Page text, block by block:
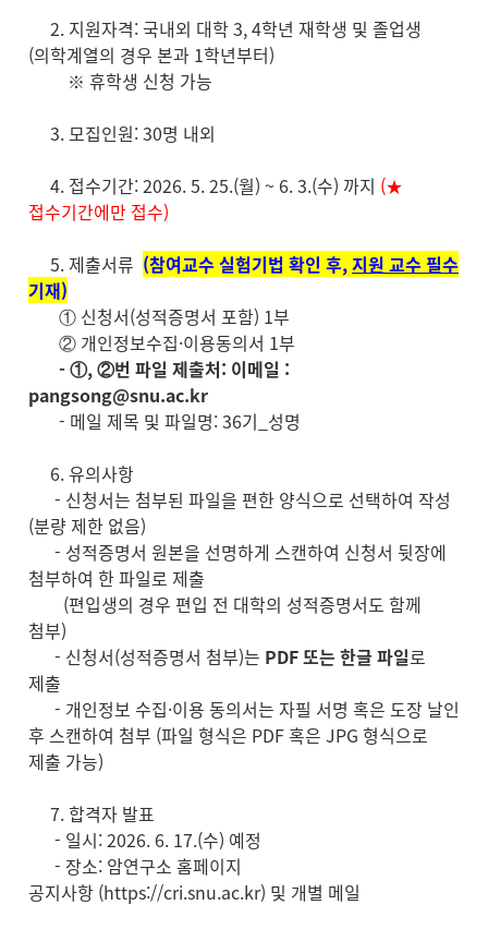
2. 지원자격: 국내외 대학 3, 4학년 재학생 및 졸업생
(의학계열의 경우 본과 1학년부터)
※ 휴학생 신청 가능
3. 모집인원: 30명 내외
4. 접수기간: 2026. 5. 25.(월) ~ 6. 3.(수) 까지 (★
접수기간에만 접수)
5. 제출서류 (참여교수 실험기법 확인 후,지원 교수 필수
기재)
① 신청서(성적증명서 포함) 1부
② 개인정보수집·이용동의서 1부
-①, ②번 파일 제출처: 이메일 :
pangsong@snu.ac.kr
- 메일 제목 및 파일명: 36기_성명
6. 유의사항
- 신청서는 첨부된 파일을 편한 양식으로 선택하여 작성
(분량 제한 없음)
- 성적증명서 원본을 선명하게 스캔하여 신청서 뒷장에
첨부하여 한 파일로 제출
(편입생의 경우 편입 전 대학의 성적증명서도 함께
첨부)
- 신청서(성적증명서 첨부)는 PDF 또는 한글 파일로
제출
- 개인정보 수집·이용 동의서는 자필 서명 혹은 도장 날인
후 스캔하여 첨부 (파일 형식은 PDF 혹은 JPG 형식으로
제출 가능)
7. 합격자 발표
- 일시: 2026. 6. 17.(수) 예정
- 장소: 암연구소 홈페이지
공지사항 (https://cri.snu.ac.kr) 및 개별 메일